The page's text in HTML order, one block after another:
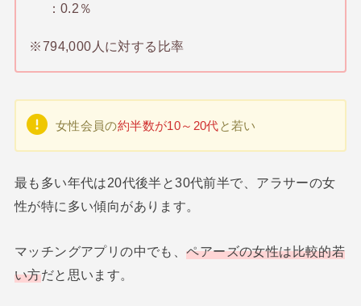
：0.2％
※794,000人に対する比率
女性会員の約半数が10～20代と若い
最も多い年代は20代後半と30代前半で、アラサーの女
性が特に多い傾向があります。
マッチングアプリの中でも、ペアーズの女性は比較的若
い方だと思います。